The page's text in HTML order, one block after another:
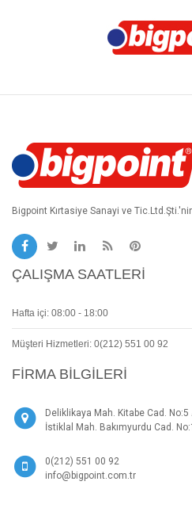
Bigpoint Kırtasiye Sanayi ve
ÇALIŞMA SAATLERI
Hafta içi: 08:00 - 18:00
Müşteri Hizmetleri: 0(212) 551 00 92
FIRMA BILGILERI
Deliklikaya Mah. Kitabe Cad.
İstiklal Mah. Bakımyurdu Cad.
0(212) 551 00 92
info@bigpoint.com.tr